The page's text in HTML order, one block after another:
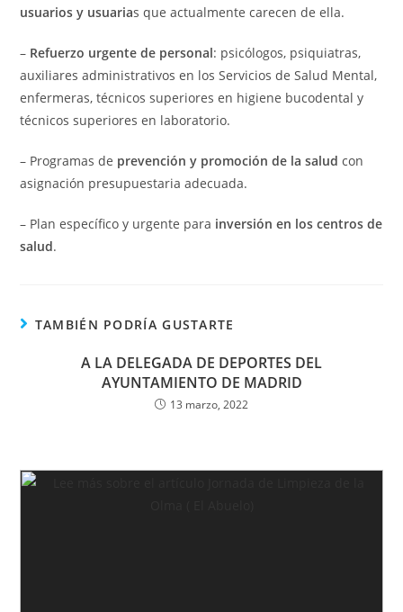
usuarios y usuarias que actualmente carecen de ella.
– Refuerzo urgente de personal: psicólogos, psiquiatras,
auxiliares administrativos en los Servicios de Salud Mental,
enfermeras, técnicos superiores en higiene bucodental y
técnicos superiores en laboratorio.
– Programas de prevención y promoción de la salud con
asignación presupuestaria adecuada.
– Plan específico y urgente para inversión en los centros de
salud.
TAMBIÉN PODRÍA GUSTARTE
A LA DELEGADA DE DEPORTES DEL
AYUNTAMIENTO DE MADRID
13 marzo, 2022